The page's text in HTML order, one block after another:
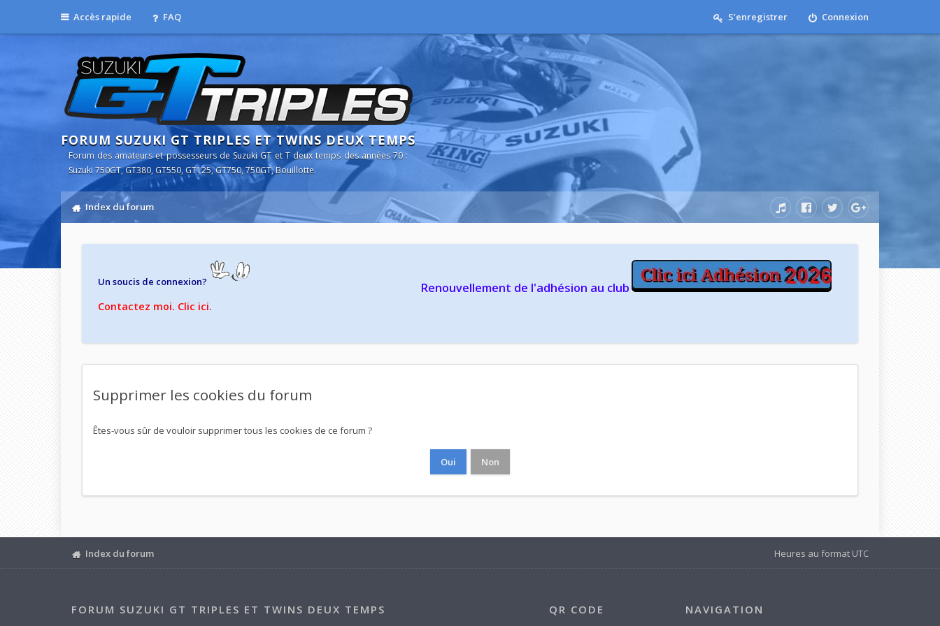
Accès rapide FAQ Connexion
S’enregistrer
FORUM SUZUKI GT TRIPLES ET TWINS DEUX TEMPS
Forum des amateurs et possesseurs de Suzuki GT et T deux temps des années 70 :
Suzuki 750GT, GT380, GT550, GT125, GT750, 750GT, Bouillotte.
Index du forum
Un soucis de connexion?
Contactez moi. Clic ici.
Renouvellement de l'adhésion au club
Supprimer les cookies du forum
Êtes-vous sûr de vouloir supprimer tous les cookies de ce forum ?
Index du forum Heures au format UTC
FORUM SUZUKI GT TRIPLES ET TWINS DEUX TEMPS QR CODE NAVIGATION